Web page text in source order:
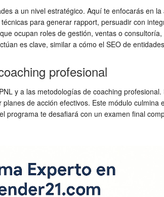
a un nivel estratégico. Aquí te enfocarás en
para generar rapport, persuadir con
ocupan roles de gestión, ventas o
es clave, similar a cómo el SEO de
profesional
y a las metodologías de coaching
de acción efectivos. Este módulo
programa te desafiará con un examen final